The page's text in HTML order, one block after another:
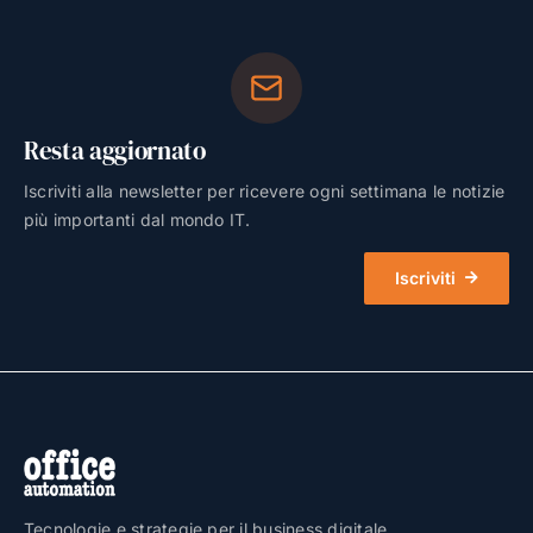
Resta aggiornato
Iscriviti alla newsletter per ricevere ogni settimana le notizie
più importanti dal mondo IT.
Iscriviti
Tecnologie e strategie per il business digitale